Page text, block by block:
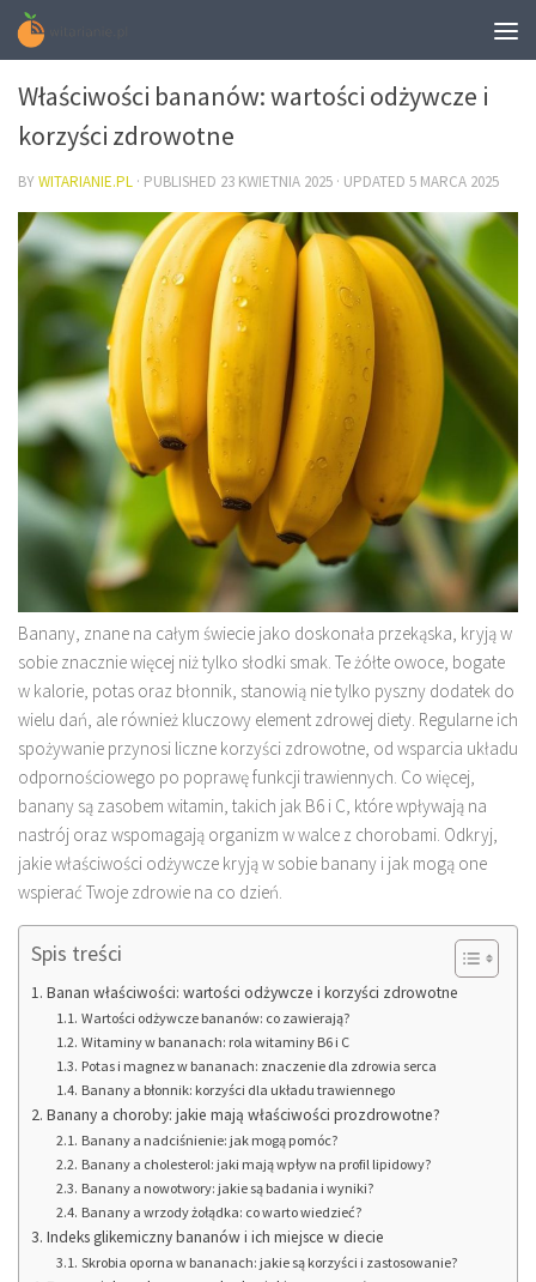
DIETA
Właściwości bananów: wartości odżywcze i
korzyści zdrowotne
BYWITARIANIE.PL · PUBLISHED 23 KWIETNIA 2025 · UPDATED 5 MARCA 2025
Banany, znane na całym świecie jako doskonała przekąska, kryją w
sobie znacznie więcej niż tylko słodki smak. Te żółte owoce, bogate
w kalorie, potas oraz błonnik, stanowią nie tylko pyszny dodatek do
wielu dań, ale również kluczowy element zdrowej diety. Regularne ich
spożywanie przynosi liczne korzyści zdrowotne, od wsparcia układu
odpornościowego po poprawę funkcji trawiennych. Co więcej,
banany są zasobem witamin, takich jak B6 i C, które wpływają na
nastrój oraz wspomagają organizm w walce z chorobami. Odkryj,
jakie właściwości odżywcze kryją w sobie banany i jak mogą one
wspierać Twoje zdrowie na co dzień.
Spis treści
Banan właściwości: wartości odżywcze i korzyści zdrowotne
Wartości odżywcze bananów: co zawierają?
Witaminy w bananach: rola witaminy B6 i C
Potas i magnez w bananach: znaczenie dla zdrowia serca
Banany a błonnik: korzyści dla układu trawiennego
Banany a choroby: jakie mają właściwości prozdrowotne?
Banany a nadciśnienie: jak mogą pomóc?
Banany a cholesterol: jaki mają wpływ na profil lipidowy?
Banany a nowotwory: jakie są badania i wyniki?
Banany a wrzody żołądka: co warto wiedzieć?
Indeks glikemiczny bananów i ich miejsce w diecie
Skrobia oporna w bananach: jakie są korzyści i zastosowanie?